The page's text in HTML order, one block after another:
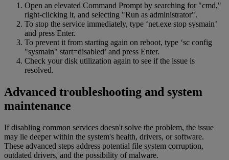
Open an elevated Command Prompt by searching for "cmd,"
right-clicking it, and selecting "Run as administrator".
To stop the service immediately, type ‘net.exe stop sysmain’
and press Enter.
To prevent it from starting again on reboot, type ‘sc config
"sysmain" start=disabled’ and press Enter.
Check your disk utilization again to see if the issue is
resolved.
Advanced troubleshooting and system
maintenance
If disabling common services doesn't solve the problem, the issue
may lie deeper within the system's health, drivers, or software.
These advanced steps address potential file system corruption,
outdated drivers, and the possibility of malware.